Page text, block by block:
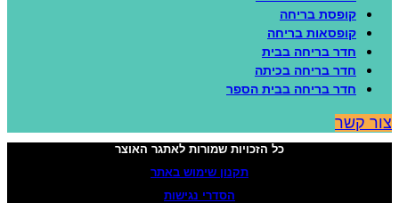
קופסת בריחה
קופסאות בריחה
חדר בריחה בבית
חדר בריחה בכיתה
חדר בריחה בבית הספר
קשר
כל הזכויות שמורות לאתגר האוצר
תקנון שימוש באתר
הסדרי נגישות